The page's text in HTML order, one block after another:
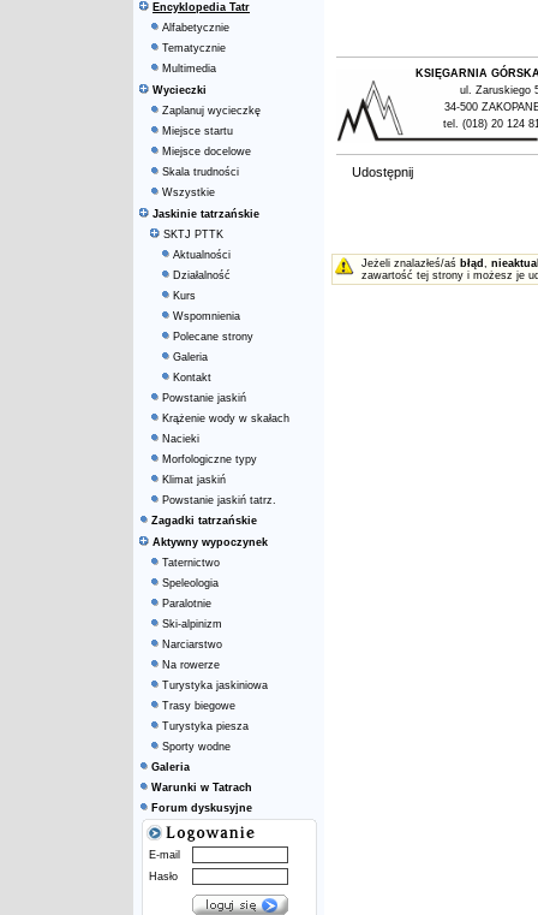
Encyklopedia Tatr
Alfabetycznie
Tematycznie
Multimedia
Wycieczki
Zaplanuj wycieczkę
Miejsce startu
Miejsce docelowe
Skala trudności
Wszystkie
Jaskinie tatrzańskie
SKTJ PTTK
Aktualności
Działalność
Kurs
Wspomnienia
Polecane strony
Galeria
Kontakt
Powstanie jaskiń
Krążenie wody w skałach
Nacieki
Morfologiczne typy
Klimat jaskiń
Powstanie jaskiń tatrz.
Zagadki tatrzańskie
Aktywny wypoczynek
Taternictwo
Speleologia
Paralotnie
Ski-alpinizm
Narciarstwo
Na rowerze
Turystyka jaskiniowa
Trasy biegowe
Turystyka piesza
Sporty wodne
Galeria
Warunki w Tatrach
Forum dyskusyjne
E-mail
Hasło
KSIĘGARNIA
ul. Zaruskiego
34-500
tel. (018) 20 124
Udostępnij
Jeżeli znalazłeś/aś błąd ,
zawartość tej strony i możesz je